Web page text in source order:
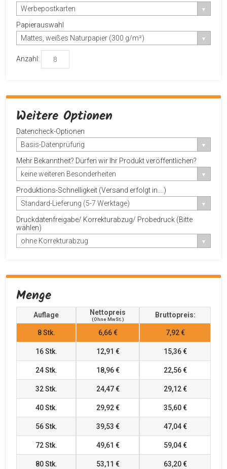
Werbepostkarten
Papierauswahl
Mattes, weißes Naturpapier (300 g/m²)
Anzahl:
Weitere Optionen
Datencheck-Optionen
Basis-Datenprüfung
Mehr Bekanntheit? Dürfen wir Ihr Produkt veröffentlichen?
keine weiteren Besonderheiten
Produktions-Schnelligkeit (Versand erfolgt in....)
Standard-Lieferung (5-7 Werktage)
Druckdatenfreigabe/ Korrekturabzug/ Probedruck (Bitte
wählen)
ohne Korrekturabzug
Menge
Auflage Nettopreis
(ohne MwSt.)
Bruttopreis:
8Stk. 6,66 € 7,92 €
16Stk. 12,91 € 15,36 €
24Stk. 18,96 € 22,56 €
32Stk. 24,47 € 29,12 €
40Stk. 29,92 € 35,60 €
56Stk. 39,53 € 47,04 €
72Stk. 49,61 € 59,04 €
80Stk. 53,11 € 63,20 €